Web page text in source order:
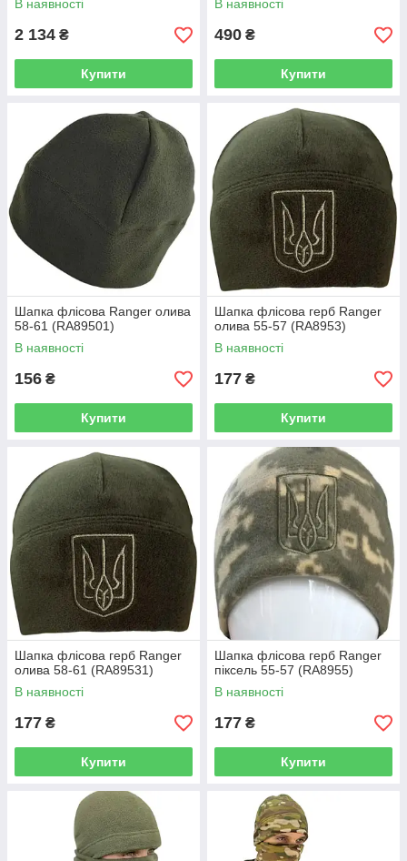
В наявності
2 134 ₴
Купити
В наявності
490 ₴
Купити
Шапка флісова Ranger олива
58-61 (RA89501)
В наявності
156 ₴
Купити
Шапка флісова герб Ranger
олива 55-57 (RA8953)
В наявності
177 ₴
Купити
Шапка флісова герб Ranger
олива 58-61 (RA89531)
В наявності
177 ₴
Купити
Шапка флісова герб Ranger
піксель 55-57 (RA8955)
В наявності
177 ₴
Купити